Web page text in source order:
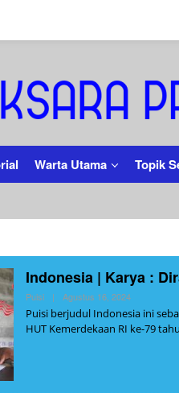
Warta Utama Topik
Indonesia | Karya :
Puisi | Agustus 16, 2024Oleh
Puisi berjudul Indonesia ini
HUT Kemerdekaan RI ke-79